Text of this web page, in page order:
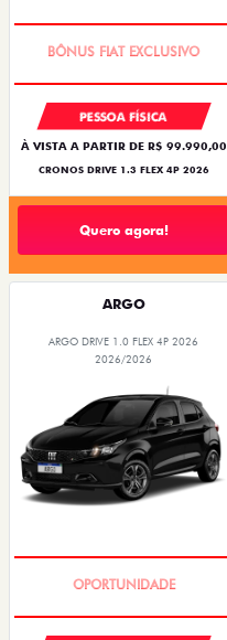
PESSOA FÍSICA
À VISTA A PARTIR DE R$ 99.990,00
CRONOS DRIVE 1.3 FLEX 4P 2026
Quero agora!
ARGO
ARGO DRIVE 1.0 FLEX 4P 2026
2026/2026